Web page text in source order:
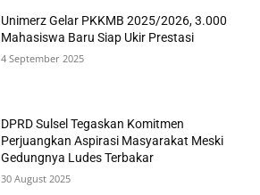
Unimerz Gelar PKKMB 2025/2026, 3.000
Mahasiswa Baru Siap Ukir Prestasi
4 September 2025
DPRD Sulsel Tegaskan Komitmen
Perjuangkan Aspirasi Masyarakat Meski
Gedungnya Ludes Terbakar
30 August 2025